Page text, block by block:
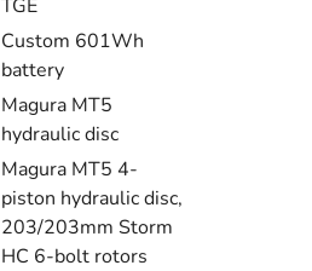
TGE
Custom 601Wh
battery
Magura MT5
hydraulic disc
Magura MT5 4-
piston hydraulic disc,
203/203mm Storm
HC 6-bolt rotors